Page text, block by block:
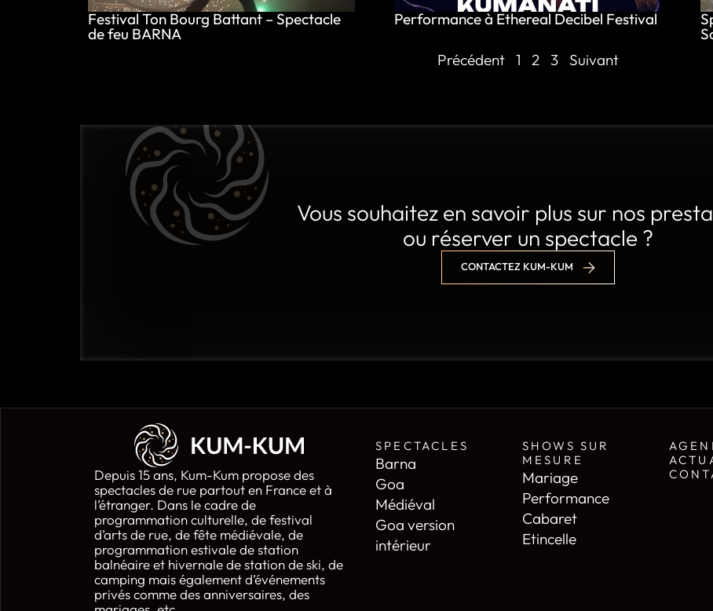
Festival Ton Bourg Battant – Spectacle
de feu BARNA
Performance à Ethereal Decibel Festival
Précédent
1 2 3 Suivant
Vous souhaitez en savoir plus sur nos
ou réserver un spectacle ?
CONTACTEZ KUM-KUM
Depuis 15 ans, Kum-Kum propose des
spectacles de rue partout en France et à
l’étranger. Dans le cadre de
programmation culturelle, de festival
d’arts de rue, de fête médiévale, de
programmation estivale de station
balnéaire et hivernale de station de ski, de
camping mais également d’événements
privés comme des anniversaires, des
SPECTACLES
Barna
Goa
Médiéval
Goa version
intérieur
SHOWS SUR
MESURE
Mariage
Performance
Cabaret
Etincelle